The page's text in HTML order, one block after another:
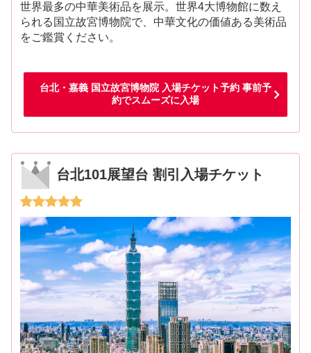
世界最多の中華美術品を展示。世界4大博物館に数え
られる国立故宮博物院で、中華文化の価値ある美術品
をご鑑賞ください。
台北・嘉義 国立故宮博物院 入場チケット予約 事前予
約でスムーズに入場
台北101展望台 割引入場チケット